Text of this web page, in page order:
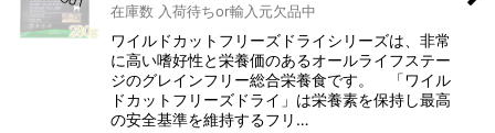
在庫数 入荷待ちor輸入元欠品中
ワイルドカットフリーズドライシリーズは、非常
に高い嗜好性と栄養価のあるオールライフステー
ジのグレインフリー総合栄養食です。 「ワイル
ドカットフリーズドライ」は栄養素を保持し最高
の安全基準を維持するフリ…